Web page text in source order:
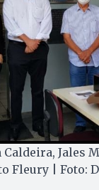
Jales
Fleury | Foto: